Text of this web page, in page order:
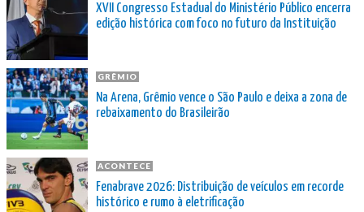
XVII Congresso Estadual do Ministério Público encerra
edição histórica com foco no futuro da Instituição
GRÊMIO
Na Arena, Grêmio vence o São Paulo e deixa a zona de
rebaixamento do Brasileirão
ACONTECE
Fenabrave 2026: Distribuição de veículos em recorde
histórico e rumo à eletrificação